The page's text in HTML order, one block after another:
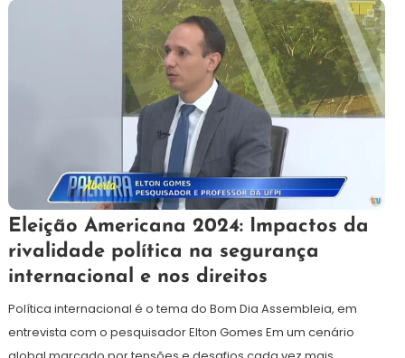
6
novembro
de
Redação
Eleição Americana 2024: Impactos da
rivalidade política na segurança
internacional e nos direitos
Política internacional é o tema do Bom Dia Assembleia, em
entrevista com o pesquisador Elton Gomes Em um cenário